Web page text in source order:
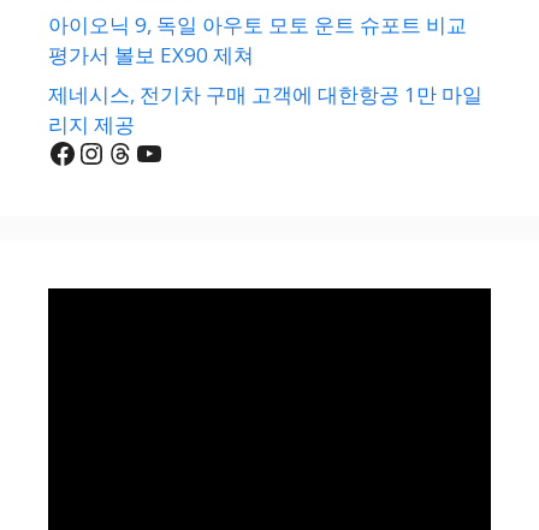
아이오닉 9, 독일 아우토 모토 운트 슈포트 비교
평가서 볼보 EX90 제쳐
제네시스, 전기차 구매 고객에 대한항공 1만 마일
리지 제공
Facebook
Instagram
Threads
YouTube